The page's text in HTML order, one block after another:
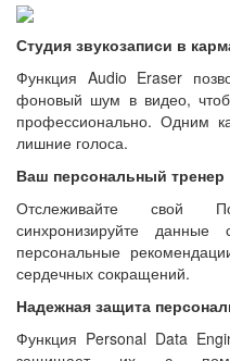
Студия звукозаписи в
Функция Audio Eraser
фоновый шум в видео,
профессионально. Одним
лишние голоса.
Ваш персональный тренер
Отслеживайте свой
синхронизируйте
персональные
сердечных сокращений.
Надежная защита
Функция Personal Data